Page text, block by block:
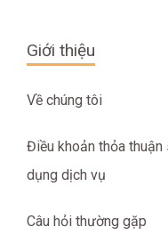
Giới thiệu
Về chúng tôi
Điều khoản thỏa thuận
dụng dịch vụ
Câu hỏi thường gặp